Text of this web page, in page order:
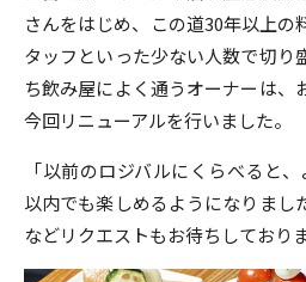
さんをはじめ、この道30年以上の
タッフといった少ない人数で切り
ち飲み屋によく通うオーナーは、
今回リニューアルを行いました。
「以前のロジバルにくらべると
以内でも楽しめるようになりまし
などリクエストもお待ちしており